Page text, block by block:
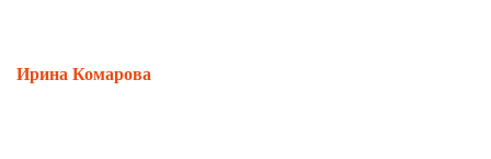
Ирина Комарова